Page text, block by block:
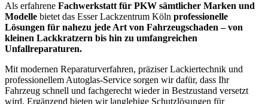
Als erfahrene Fachwerkstatt für PKW sämtlicher Marken und
Modelle bietet das Esser Lackzentrum Köln professionelle
Lösungen für nahezu jede Art von Fahrzeugschaden – von
kleinen Lackkratzern bis hin zu umfangreichen
Unfallreparaturen.
Mit modernen Reparaturverfahren, präziser Lackiertechnik und
professionellem Autoglas-Service sorgen wir dafür, dass Ihr
Fahrzeug schnell und fachgerecht wieder in Bestzustand versetzt
wird. Ergänzend bieten wir langlebige Schutzlösungen für